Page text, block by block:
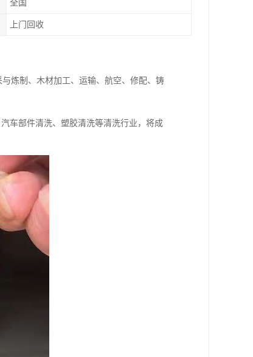
全国
上门回收
炼制、木材加工、运输、航空、修配、铸
车部件清洗、塑胶清洗等清洗行业，将成